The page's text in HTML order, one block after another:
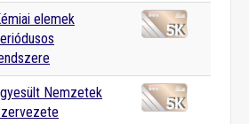
elemek
Nemzetek